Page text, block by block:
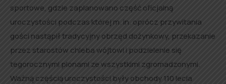
sportowe, gdzie zaplanowano część oficjalną
uroczystości podczas której m. in. oprócz przywitania
gości nastąpił tradycyjny obrzęd dożynkowy, przekazanie
przez starostów chleba wójtowi i podzielenie się
tegorocznymi plonami ze wszystkimi zgromadzonymi.
Ważną częścią uroczystości były obchody 110 lecia